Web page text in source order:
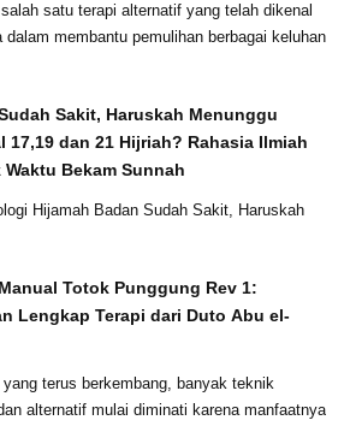
satu terapi alternatif yang telah dikenal
dalam membantu pemulihan berbagai keluhan
Sakit, Haruskah Menunggu
17,19 dan 21 Hijriah? Rahasia Ilmiah
Bekam Sunnah
Totok Punggung Rev 1:
Lengkap Terapi dari Duto Abu el-
terus berkembang, banyak teknik
alternatif mulai diminati karena manfaatnya